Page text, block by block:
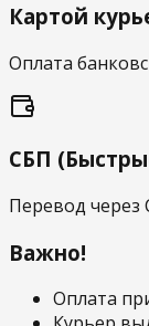
Картой
Оплата
СБП
Перевод через
Важно!
Оплата